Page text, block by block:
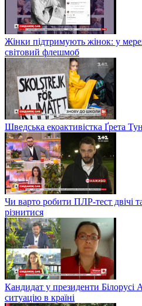
Жінки підтримують жінок: у
світовий флешмоб
Шведська екоактивістка Ґрета
Чи варто робити ПЛР-тест двічі
різнитися
Кандидат у президенти
ситуацію в країні